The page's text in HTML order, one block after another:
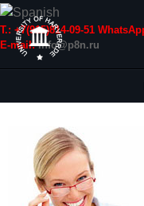
Т.: +7(915)814-09-51
E-mail:info@p8n.ru